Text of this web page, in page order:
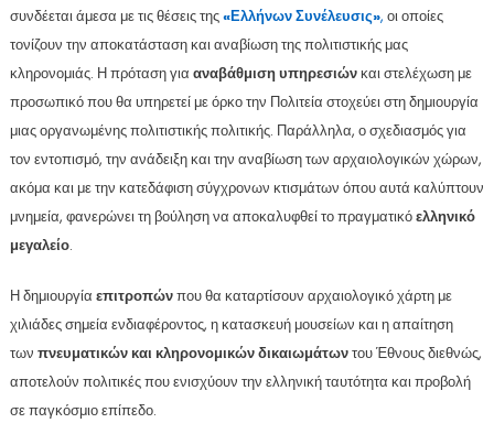
συνδέεται άμεσα με τις θέσεις της«Ελλήνων Συνέλευσις», οι οποίες
τονίζουν την αποκατάσταση και αναβίωση της πολιτιστικής μας
κληρονομιάς. Η πρόταση για αναβάθμιση υπηρεσιώνκαι στελέχωση με
προσωπικό που θα υπηρετεί με όρκο την Πολιτεία στοχεύει στη δημιουργία
μιας οργανωμένης πολιτιστικής πολιτικής. Παράλληλα, ο σχεδιασμός για
τον εντοπισμό, την ανάδειξη και την αναβίωση των αρχαιολογικών χώρων,
ακόμα και με την κατεδάφιση σύγχρονων κτισμάτων όπου αυτά καλύπτουν
μνημεία, φανερώνει τη βούληση να αποκαλυφθεί το πραγματικόελληνικό
μεγαλείο.
Η δημιουργία επιτροπώνπου θα καταρτίσουν αρχαιολογικό χάρτη με
χιλιάδες σημεία ενδιαφέροντος, η κατασκευή μουσείων και η απαίτηση
των πνευματικών και κληρονομικών δικαιωμάτωντου Έθνους διεθνώς,
αποτελούν πολιτικές που ενισχύουν την ελληνική ταυτότητα και προβολή
σε παγκόσμιο επίπεδο.